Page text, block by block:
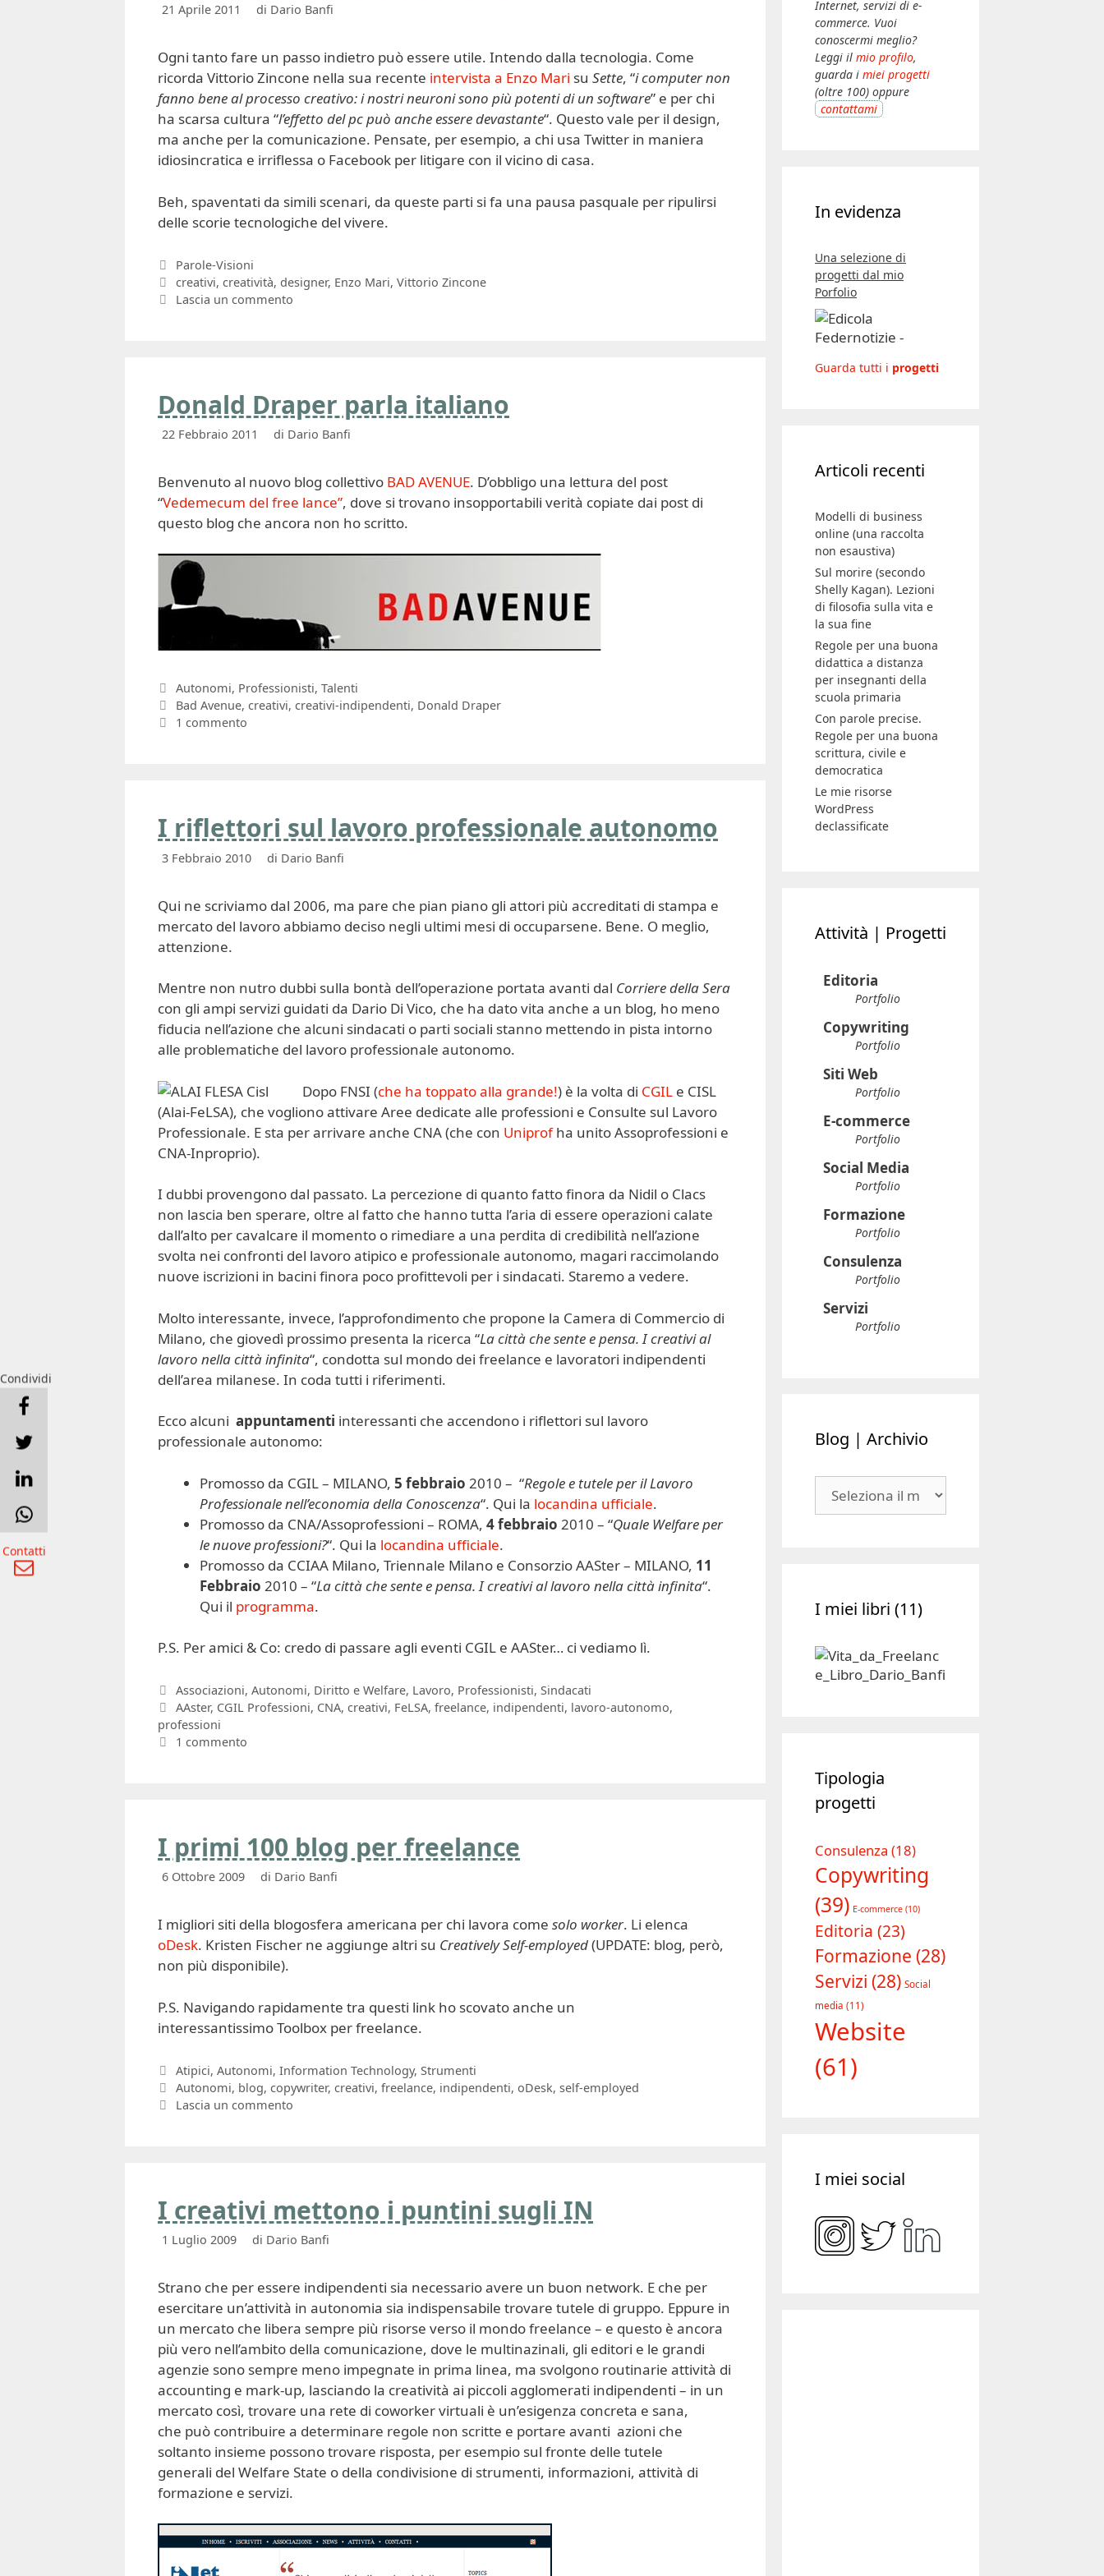
21 Aprile 2011 di Dario Banfi
Ogni tanto fare un passo indietro può essere utile. Intendo dalla tecnologia. Come
ricorda Vittorio Zincone nella sua recente intervista a Enzo Mari su Sette, “i computer non
fanno bene al processo creativo: i nostri neuroni sono più potenti di un software” e per chi
ha scarsa cultura “l’effetto del pc può anche essere devastante“. Questo vale per il design,
ma anche per la comunicazione. Pensate, per esempio, a chi usa Twitter in maniera
idiosincratica e irriflessa o Facebook per litigare con il vicino di casa.
Beh, spaventati da simili scenari, da queste parti si fa una pausa pasquale per ripulirsi
delle scorie tecnologiche del vivere.
Categorie
Parole-Visioni
Tag
creativi, creatività, designer, Enzo Mari, Vittorio Zincone
Lascia un commento
Donald Draper parla italiano
22 Febbraio 2011 di Dario Banfi
Benvenuto al nuovo blog collettivo BAD AVENUE. D’obbligo una lettura del post
“Vedemecum del free lance”, dove si trovano insopportabili verità copiate dai post di
questo blog che ancora non ho scritto.
Categorie
Autonomi, Professionisti, Talenti
Tag
Bad Avenue, creativi, creativi-indipendenti, Donald Draper
1 commento
I riflettori sul lavoro professionale autonomo
3 Febbraio 2010 di Dario Banfi
Qui ne scriviamo dal 2006, ma pare che pian piano gli attori più accreditati di stampa e
mercato del lavoro abbiamo deciso negli ultimi mesi di occuparsene. Bene. O meglio,
attenzione.
Mentre non nutro dubbi sulla bontà dell’operazione portata avanti dal Corriere della Sera
con gli ampi servizi guidati da Dario Di Vico, che ha dato vita anche a un blog, ho meno
fiducia nell’azione che alcuni sindacati o parti sociali stanno mettendo in pista intorno
alle problematiche del lavoro professionale autonomo.
Dopo FNSI (che ha toppato alla grande!) è la volta di CGILe CISL
(Alai-FeLSA), che vogliono attivare Aree dedicate alle professioni e Consulte sul Lavoro
Professionale. E sta per arrivare anche CNA (che con Uniprofha unito Assoprofessioni e
CNA-Inproprio).
I dubbi provengono dal passato. La percezione di quanto fatto finora da Nidil o Clacs
non lascia ben sperare, oltre al fatto che hanno tutta l’aria di essere operazioni calate
dall’alto per cavalcare il momento o rimediare a una perdita di credibilità nell’azione
svolta nei confronti del lavoro atipico e professionale autonomo, magari raccimolando
nuove iscrizioni in bacini finora poco profittevoli per i sindacati. Staremo a vedere.
Molto interessante, invece, l’approfondimento che propone la Camera di Commercio di
Milano, che giovedì prossimo presenta la ricerca “La città che sente e pensa. I creativi al
lavoro nella città infinita“, condotta sul mondo dei freelance e lavoratori indipendenti
dell’area milanese. In coda tutti i riferimenti.
Ecco alcuni appuntamenti interessanti che accendono i riflettori sul lavoro
professionale autonomo:
Promosso da CGIL – MILANO, 5 febbraio 2010 – “Regole e tutele per il Lavoro
Professionale nell’economia della Conoscenza“. Qui la locandina ufficiale.
Promosso da CNA/Assoprofessioni – ROMA, 4 febbraio 2010 – “Quale Welfare per
le nuove professioni?“. Qui la locandina ufficiale.
Promosso da CCIAA Milano, Triennale Milano e Consorzio AASter – MILANO, 11
Febbraio 2010 – “La città che sente e pensa. I creativi al lavoro nella città infinita“.
Qui il programma.
P.S. Per amici & Co: credo di passare agli eventi CGIL e AASter… ci vediamo lì.
Categorie
Associazioni, Autonomi, Diritto e Welfare, Lavoro, Professionisti, Sindacati
Tag
AAster, CGIL Professioni, CNA, creativi, FeLSA, freelance, indipendenti, lavoro-autonomo,
professioni
1 commento
I primi 100 blog per freelance
6 Ottobre 2009 di Dario Banfi
I migliori siti della blogosfera americana per chi lavora come solo worker. Li elenca
oDesk. Kristen Fischer ne aggiunge altri su Creatively Self-employed(UPDATE: blog, però,
non più disponibile).
P.S. Navigando rapidamente tra questi link ho scovato anche un
interessantissimo Toolbox per freelance.
Categorie
Atipici, Autonomi, Information Technology, Strumenti
Tag
Autonomi, blog, copywriter, creativi, freelance, indipendenti, oDesk, self-employed
Lascia un commento
I creativi mettono i puntini sugli IN
1 Luglio 2009 di Dario Banfi
Strano che per essere indipendenti sia necessario avere un buon network. E che per
esercitare un’attività in autonomia sia indispensabile trovare tutele di gruppo. Eppure in
un mercato che libera sempre più risorse verso il mondo freelance – e questo è ancora
più vero nell’ambito della comunicazione, dove le multinazinali, gli editori e le grandi
agenzie sono sempre meno impegnate in prima linea, ma svolgono routinarie attività di
accounting e mark-up, lasciando la creatività ai piccoli agglomerati indipendenti – in un
mercato così, trovare una rete di coworker virtuali è un’esigenza concreta e sana,
che può contribuire a determinare regole non scritte e portare avanti azioni che
soltanto insieme possono trovare risposta, per esempio sul fronte delle tutele
generali del Welfare State o della condivisione di strumenti, informazioni, attività di
formazione e servizi.
Internet, servizi di e-
commerce. Vuoi
conoscermi meglio?
Leggi il mio profilo,
guarda i miei progetti
(oltre 100) oppure
contattami
In evidenza
Una selezione di
progetti dal mio
Porfolio
Guarda tutti i progetti
Articoli recenti
Modelli di business
online (una raccolta
non esaustiva)
Sul morire (secondo
Shelly Kagan). Lezioni
di filosofia sulla vita e
la sua fine
Regole per una buona
didattica a distanza
per insegnanti della
scuola primaria
Con parole precise.
Regole per una buona
scrittura, civile e
democratica
Le mie risorse
WordPress
declassificate
Attività | Progetti
Editoria
Portfolio
Copywriting
Portfolio
Siti Web
Portfolio
E-commerce
Portfolio
Social Media
Portfolio
Formazione
Portfolio
Consulenza
Portfolio
Servizi
Portfolio
Blog | Archivio
I miei libri (11)
Tipologia
progetti
Consulenza (18)
Copywriting
(39) E-commerce (10)
Editoria (23)
Formazione (28)
Servizi (28) Social
media (11)
Website
(61)
I miei social
Condividi
Contatti